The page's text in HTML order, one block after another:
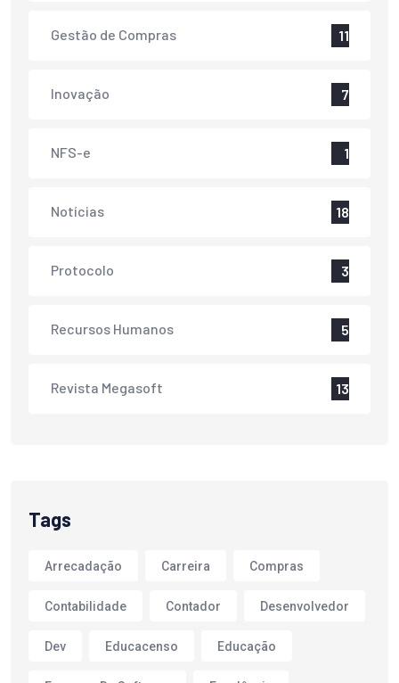
Gestão de Compras 11
Inovação 7
NFS-e 1
Notícias 18
Protocolo 3
Recursos Humanos 5
Revista Megasoft 13
Tags
Arrecadação Carreira Compras
Contabilidade Contador Desenvolvedor
Dev Educacenso Educação